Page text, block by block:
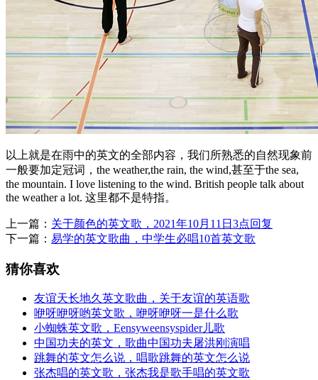
以上就是在雨中的英文的全部内容，我们所熟悉的自然现象前
一般要加定冠词，the weather,the rain, the wind,甚至于the sea,
the mountain. I love listening to the wind. British people talk about
the weather a lot. 这里都不是特指。
上一篇： 关于颜色的英文歌，2021年10月11日3点回复
下一篇： 易学的英文歌曲，中学生必唱10首英文歌
猜你喜欢
友谊天长地久英文歌曲，关于友谊的英语歌
咿呀咿呀哟英文歌，咿呀咿呀一是什么歌
小蜘蛛英文歌，Eensyweensyspider儿歌
中国功夫的英文，歌曲中国功夫屠洪刚演唱
跳舞的英文怎么说，唱歌跳舞的英文怎么说
张杰唱的英文歌，张杰我是歌手唱的英文歌